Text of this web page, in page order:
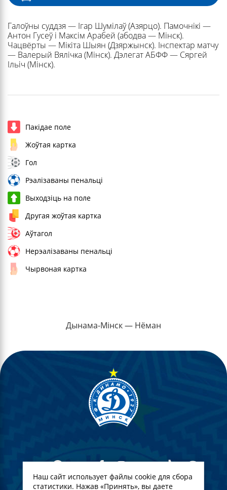
Галоўны суддзя — Ігар Шумілаў (Азярцо). Памочнікі —
Антон Гусеў і Максім Арабей (абодва — Мінск).
Чацвёрты — Мікіта Шыян (Дзяржынск). Інспектар матчу
— Валерый Вялічка (Мінск). Дэлегат АБФФ — Сяргей
Ільіч (Мінск).
Пакідае поле
Жоўтая картка
Гол
Рэалізаваны пенальці
Выходзіць на поле
Другая жоўтая картка
Аўтагол
Нерэалізаваны пенальці
Чырвоная картка
Дынама-Мінск — Нёман
Наш сайт использует файлы cookie для сбора
статистики. Нажав «Принять», вы даете